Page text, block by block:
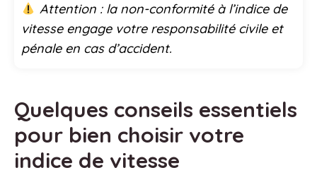
Attention : la non-conformité à l’indice de
vitesse engage votre responsabilité civile et
pénale en cas d’accident.
Quelques conseils essentiels
pour bien choisir votre
indice de vitesse